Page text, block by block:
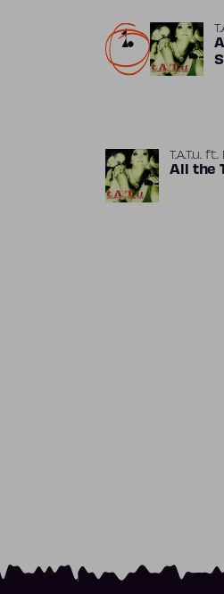
1.
T.A.T.u. ft.
Mason,
All the